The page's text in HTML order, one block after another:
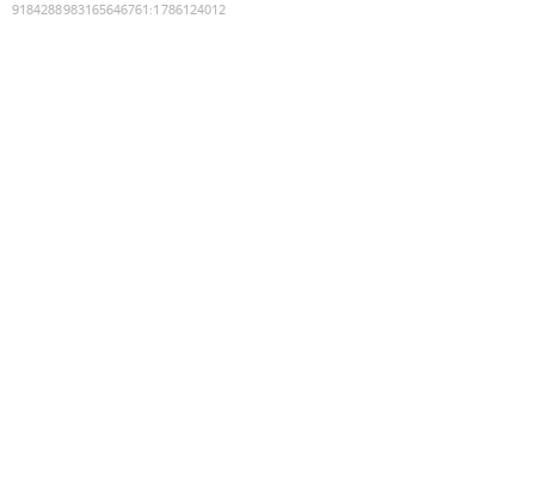
9184288983165646761 :1786124012